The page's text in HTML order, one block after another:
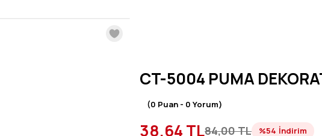
CT-5004 PUMA
(0 Puan - 0 Yorum)
38,64 TL84,00 TL %54 İndirim